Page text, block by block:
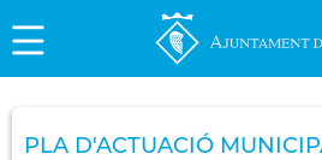
PLA D'ACTUACIÓ